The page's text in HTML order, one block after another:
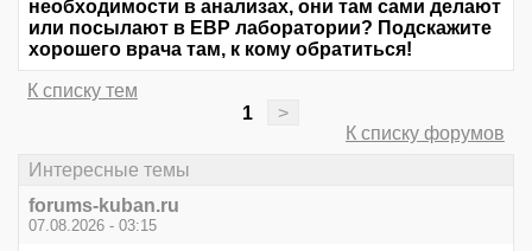
необходимости в анализах, они там сами делают
или посылают в ЕВР лаборатории? Подскажите
хорошего врача там, к кому обратиться!
К списку тем
1
>
К списку форумов
Интересные темы
forums-kuban.ru
07.08.2026 - 03:15